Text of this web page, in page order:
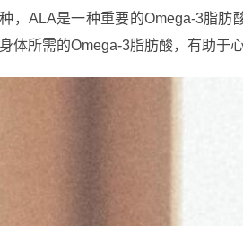
种，ALA是一种重要的Omega-3脂
体所需的Omega-3脂肪酸，有助于